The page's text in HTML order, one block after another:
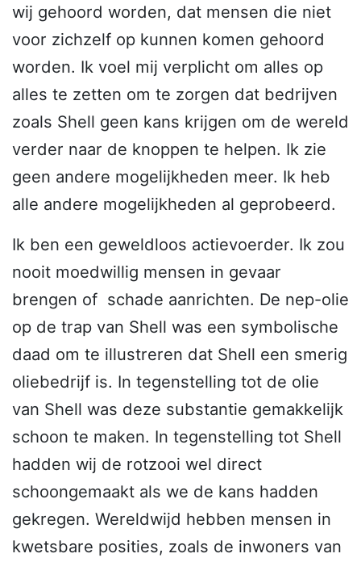
wij gehoord worden, dat mensen die niet
voor zichzelf op kunnen komen gehoord
worden. Ik voel mij verplicht om alles op
alles te zetten om te zorgen dat bedrijven
zoals Shell geen kans krijgen om de wereld
verder naar de knoppen te helpen. Ik zie
geen andere mogelijkheden meer. Ik heb
alle andere mogelijkheden al geprobeerd.
Ik ben een geweldloos actievoerder. Ik zou
nooit moedwillig mensen in gevaar
brengen of schade aanrichten. De nep-olie
op de trap van Shell was een symbolische
daad om te illustreren dat Shell een smerig
oliebedrijf is. In tegenstelling tot de olie
van Shell was deze substantie gemakkelijk
schoon te maken. In tegenstelling tot Shell
hadden wij de rotzooi wel direct
schoongemaakt als we de kans hadden
gekregen. Wereldwijd hebben mensen in
kwetsbare posities, zoals de inwoners van